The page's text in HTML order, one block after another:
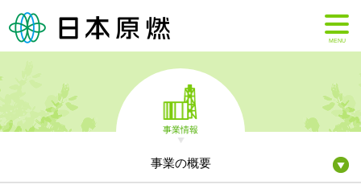
MENU
事業情報
事業の概要